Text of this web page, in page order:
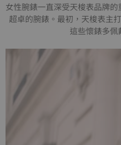
女性腕錶一直深受天梭表品牌
超卓的腕錶。最初，天梭表主
這些懷錶多佩